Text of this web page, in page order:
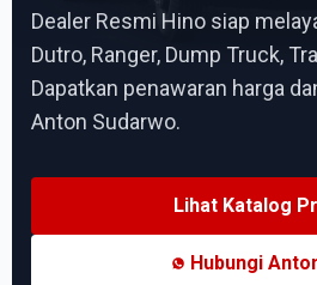
Dealer Resmi Hino siap
Dutro, Ranger, Dump Truck,
Dapatkan penawaran harga
Anton Sudarwo.
Lihat Katalog
Hubungi